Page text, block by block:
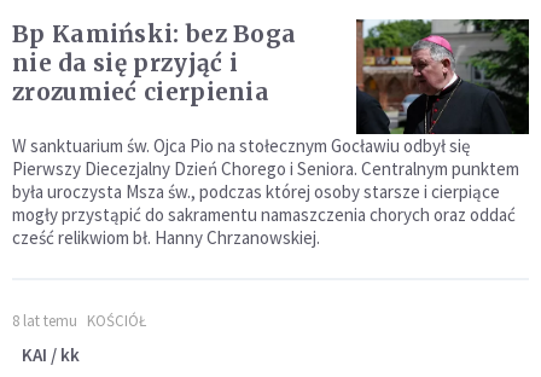
Bp Kamiński: bez Boga
nie da się przyjąć i
zrozumieć cierpienia
W sanktuarium św. Ojca Pio na stołecznym Gocławiu odbył się
Pierwszy Diecezjalny Dzień Chorego i Seniora. Centralnym punktem
była uroczysta Msza św., podczas której osoby starsze i cierpiące
mogły przystąpić do sakramentu namaszczenia chorych oraz oddać
cześć relikwiom bł. Hanny Chrzanowskiej.
8 lat temu KOŚCIÓŁ
KAI / kk